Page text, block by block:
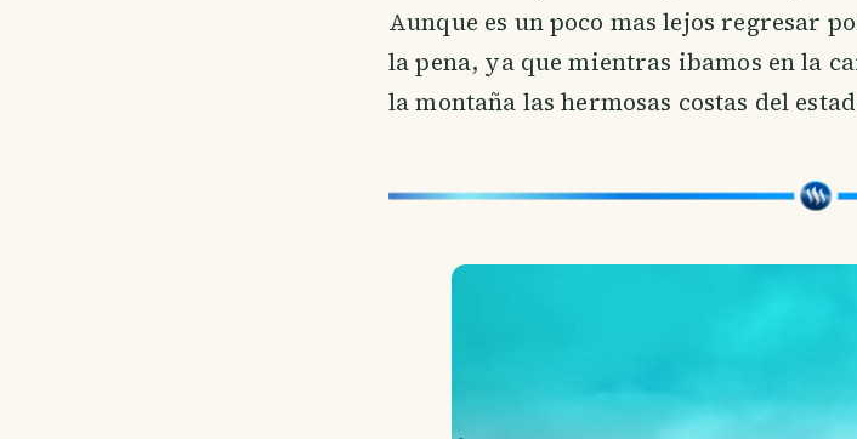
Aunque es un poco mas lejos regresar
la pena, ya que mientras ibamos en la
la montaña las hermosas costas del